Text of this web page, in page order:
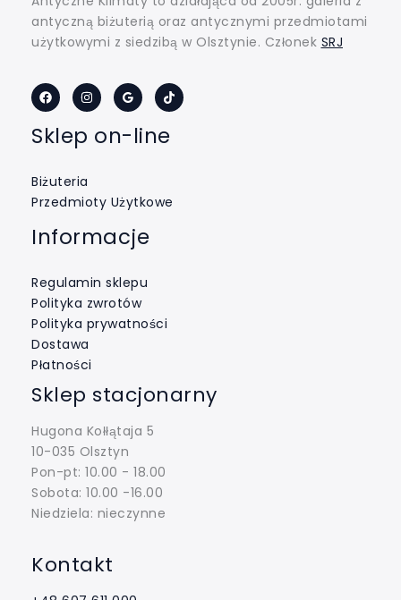
antyczną biżuterią oraz antycznymi przedmiotami
użytkowymi z siedzibą w Olsztynie. Członek SRJ
Sklep on-line
Biżuteria
Przedmioty Użytkowe
Informacje
Regulamin sklepu
Polityka zwrotów
Polityka prywatności
Dostawa
Płatności
Sklep stacjonarny
Hugona Kołłątaja 5
10-035 Olsztyn
Pon-pt: 10.00 - 18.00
Sobota: 10.00 -16.00
Niedziela: nieczynne
Kontakt